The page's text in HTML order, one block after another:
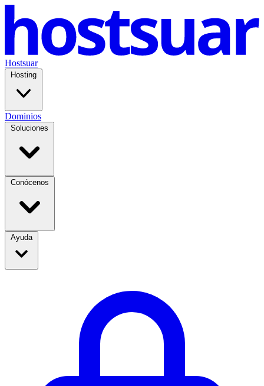
Hostsuar
Hosting
Dominios
Soluciones
Conócenos
Ayuda